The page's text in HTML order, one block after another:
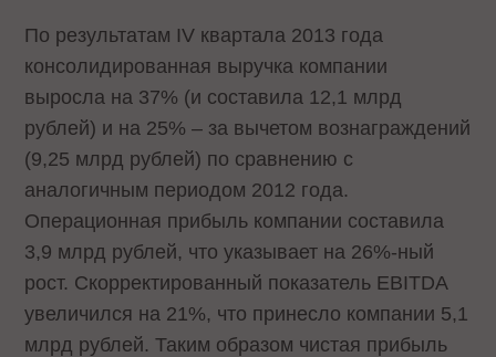
По результатам IV квартала 2013 года
консолидированная выручка компании
выросла на 37% (и составила 12,1 млрд
рублей) и на 25% – за вычетом вознаграждений
(9,25 млрд рублей) по сравнению с
аналогичным периодом 2012 года.
Операционная прибыль компании составила
3,9 млрд рублей, что указывает на 26%-ный
рост. Скорректированный показатель EBITDA
увеличился на 21%, что принесло компании 5,1
млрд рублей. Таким образом чистая прибыль